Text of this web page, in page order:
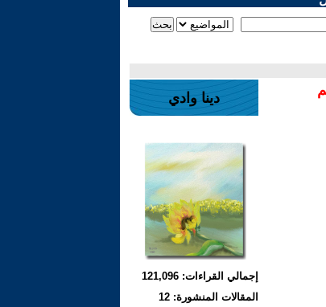
دينا وادي
إجمالي القراءات: 121,096
المقالات المنشورة: 12